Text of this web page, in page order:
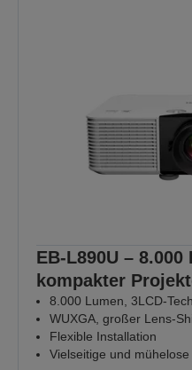
EB-L890U – 8.000
kompakter
8.000 Lumen, 3LCD-
WUXGA, großer Lens-
Flexible Installation
Vielseitige und